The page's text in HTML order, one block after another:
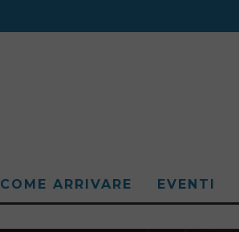
COME ARRIVARE EVENTI